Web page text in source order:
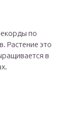
по
Растение это
в